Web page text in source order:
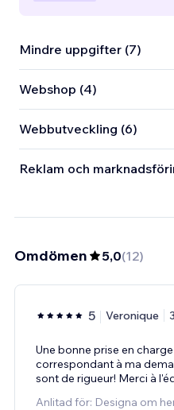
Mindre uppgifter (7)
Webshop (4)
Webbutveckling (6)
Reklam och
Omdömen 5,0(12)
5 Veronique
Une bonne prise en
correspondant à ma
sont de rigueur! Merci à
Anlitad för: Designa om